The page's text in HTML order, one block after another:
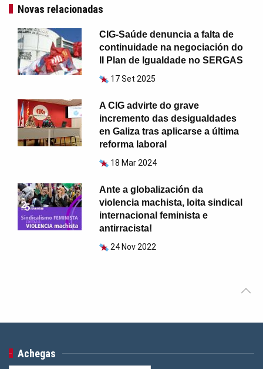
Novas relacionadas
CIG-Saúde denuncia a falta de
continuidade na negociación do
II Plan de Igualdade no SERGAS
17 Set 2025
A CIG advirte do grave
incremento das desigualdades
en Galiza tras aplicarse a última
reforma laboral
18 Mar 2024
Ante a globalización da
violencia machista, loita sindical
internacional feminista e
antirracista!
24 Nov 2022
Achegas